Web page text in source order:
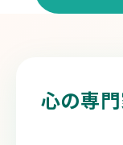
心の専